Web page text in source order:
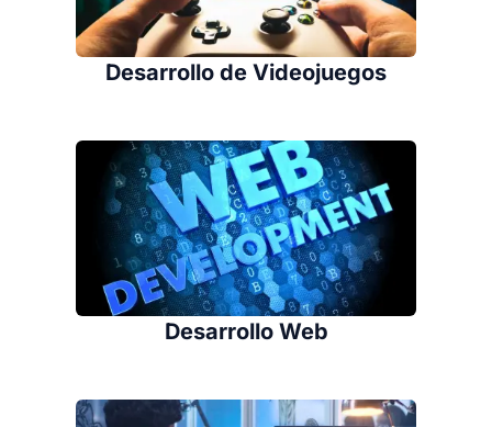
Desarrollo de Videojuegos
Desarrollo Web